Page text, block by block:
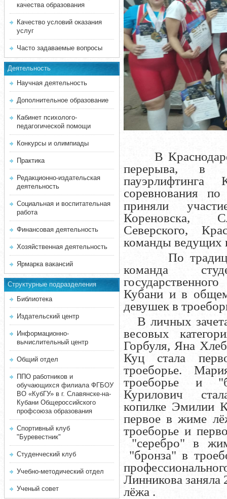
качества образования
Качество условий оказания
услуг
Часто задаваемые вопросы
Деятельность
Научная деятельность
Дополнительное образование
Кабинет психолого-
педагогической помощи
Конкурсы и олимпиады
Практика
Редакционно-издательская
деятельность
Социальная и воспитательная
работа
Финансовая деятельность
Хозяйственная деятельность
Ярмарка вакансий
Структурные подразделения
Библиотека
Издательский центр
Информационно-
вычислительный центр
Общий отдел
ППО работников и
обучающихся филиала ФГБОУ
ВО «КубГУ» в г. Славянске-на-
Кубани Общероссийского
профсоюза образования
Спортивный клуб
"Буревестник"
Студенческий клуб
Учебно-методический отдел
Ученый совет
В Краснодаре
перерыва, в
пауэрлифтинга
соревнования
приняли
Кореновска,
Северского,
команды ведущих
По традиции
команда
Кубани и в общем
девушек в
В личных
весовых
Горбуля, Яна
Куц стала
троеборье.
троеборье и
Курилович
копилке Эмилии
первое в жиме
троеборье и
"серебро" в
"бронза" в
Линникова заняла
лёжа .